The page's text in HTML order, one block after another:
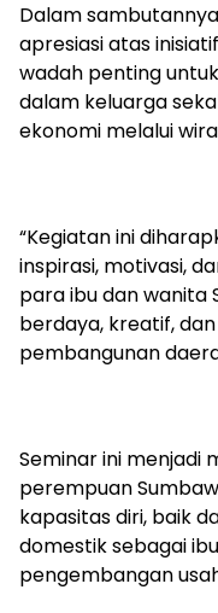
Dalam
apresiasi atas
wadah penting
dalam keluarga
ekonomi melalui
“Kegiatan ini
inspirasi, motivasi,
para ibu dan wanita
berdaya, kreatif,
pembangunan
Seminar ini menjadi
perempuan
kapasitas diri, baik
domestik sebagai
pengembangan